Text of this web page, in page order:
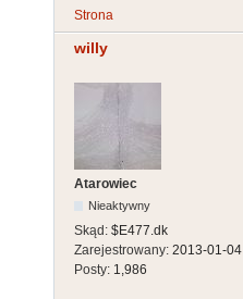
Strona
willy
Atarowiec
Nieaktywny
Skąd: $E477.dk
Zarejestrowany: 2013-01-04
Posty: 1,986